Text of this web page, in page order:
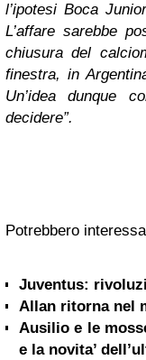
l’ipotesi Boca
L’affare sarebbe
chiusura del
finestra, in
Un’idea dunque
decidere”.
Potrebbero
Juventus:
Allan ritorna nel
Ausilio e le
e la novita’